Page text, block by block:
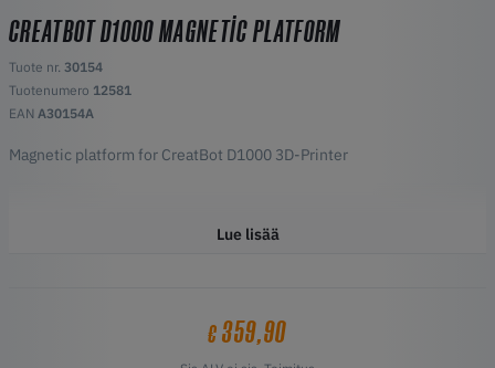
CREATBOT D1000 MAGNETIC PLATFORM
Tuote nr. 30154
Tuotenumero 12581
EAN A30154A
Magnetic platform for CreatBot D1000 3D-Printer
Lue lisää
€359,90